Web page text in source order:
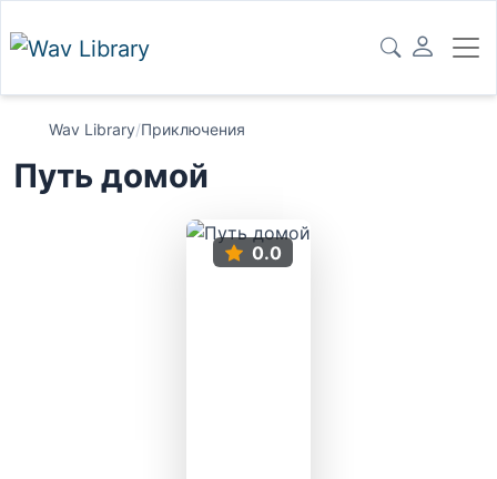
Wav Library/Приключения
Путь домой
0.0